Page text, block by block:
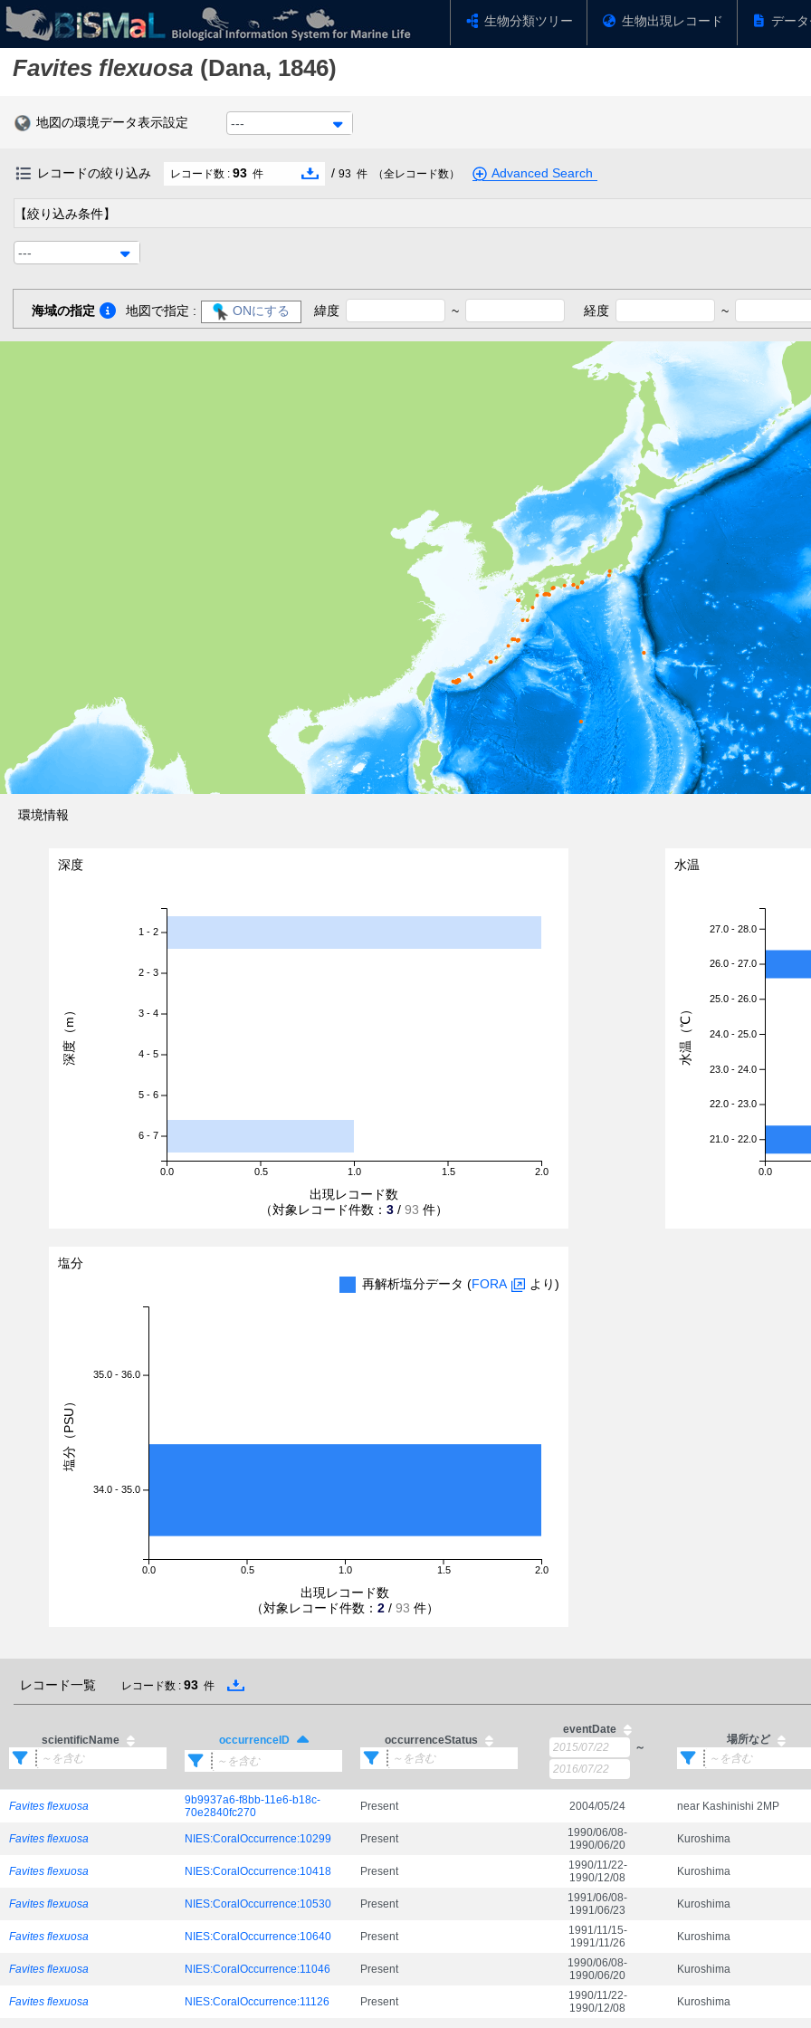
生物分類ツリー 生物出現レコード デー
Favites flexuosa (Dana, 1846)
地図の環境データ表示設定 ---
レコードの絞り込み レコード数 : 93 件 / 93 件 （全レコード数） Advanced Search
【絞り込み条件】
---
海域の指定 地図で指定 : ONにする 緯度 ~ 経度 ~
環境情報
深度
0.0 0.5 1.0 1.5 2.0
1 - 2
2 - 3
3 - 4
4 - 5
5 - 6
6 - 7
出現レコード数
（対象レコード件数： 3 / 93 件）
深度（m）
水温
0.0
27.0 - 28.0
26.0 - 27.0
25.0 - 26.0
24.0 - 25.0
23.0 - 24.0
22.0 - 23.0
21.0 - 22.0
水温（℃）
塩分
再解析塩分データ (FORA より)
0.0 0.5 1.0 1.5 2.0
35.0 - 36.0
34.0 - 35.0
出現レコード数
（対象レコード件数： 2 / 93 件）
塩分（PSU）
レコード一覧 レコード数 : 93 件
scientificName occurrenceID occurrenceStatus
eventDate
～
場所など
Favites flexuosa
9b9937a6-f8bb-11e6-b18c-
70e2840fc270
Present 2004/05/24 near Kashinishi 2MP
Favites flexuosa NIES:CoralOccurrence:10299 Present
1990/06/08-
1990/06/20
Kuroshima
Favites flexuosa NIES:CoralOccurrence:10418 Present
1990/11/22-
1990/12/08
Kuroshima
Favites flexuosa NIES:CoralOccurrence:10530 Present
1991/06/08-
1991/06/23
Kuroshima
Favites flexuosa NIES:CoralOccurrence:10640 Present
1991/11/15-
1991/11/26
Kuroshima
Favites flexuosa NIES:CoralOccurrence:11046 Present
1990/06/08-
1990/06/20
Kuroshima
Favites flexuosa NIES:CoralOccurrence:11126 Present
1990/11/22-
1990/12/08
Kuroshima